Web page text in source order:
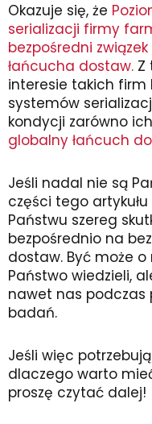
Okazuje się, że
serializacji firmy
bezpośredni
łańcucha dostaw. Z
interesie takich
systemów
kondycji zarówno
globalny łańcuch
Jeśli nadal nie są
części tego
Państwu szereg
bezpośrednio na
dostaw. Być może
Państwo wiedzieli,
nawet nas podczas
badań.
Jeśli więc
dlaczego warto
proszę czytać dalej!